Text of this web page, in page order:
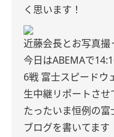
く思います！
近藤会長とお写真
今日はABEMAで
6戦 富士スピードウ
生中継リポートさせ
たったいま恒例の
ブログを書いてます